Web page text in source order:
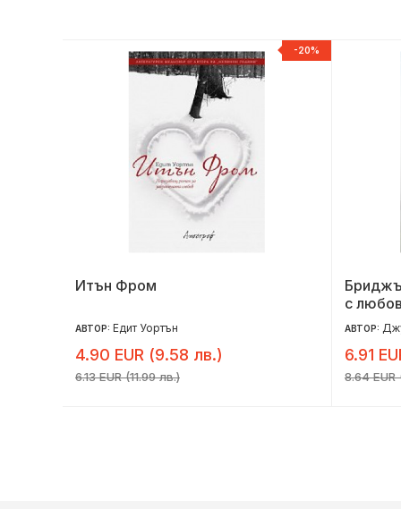
-20%
Итън Фром
АВТОР: Едит Уортън
4.90 EUR (9.58 лв.)
6.13 EUR (11.99 лв.)
с любов
АВТОР:
6.91
8.64 EUR